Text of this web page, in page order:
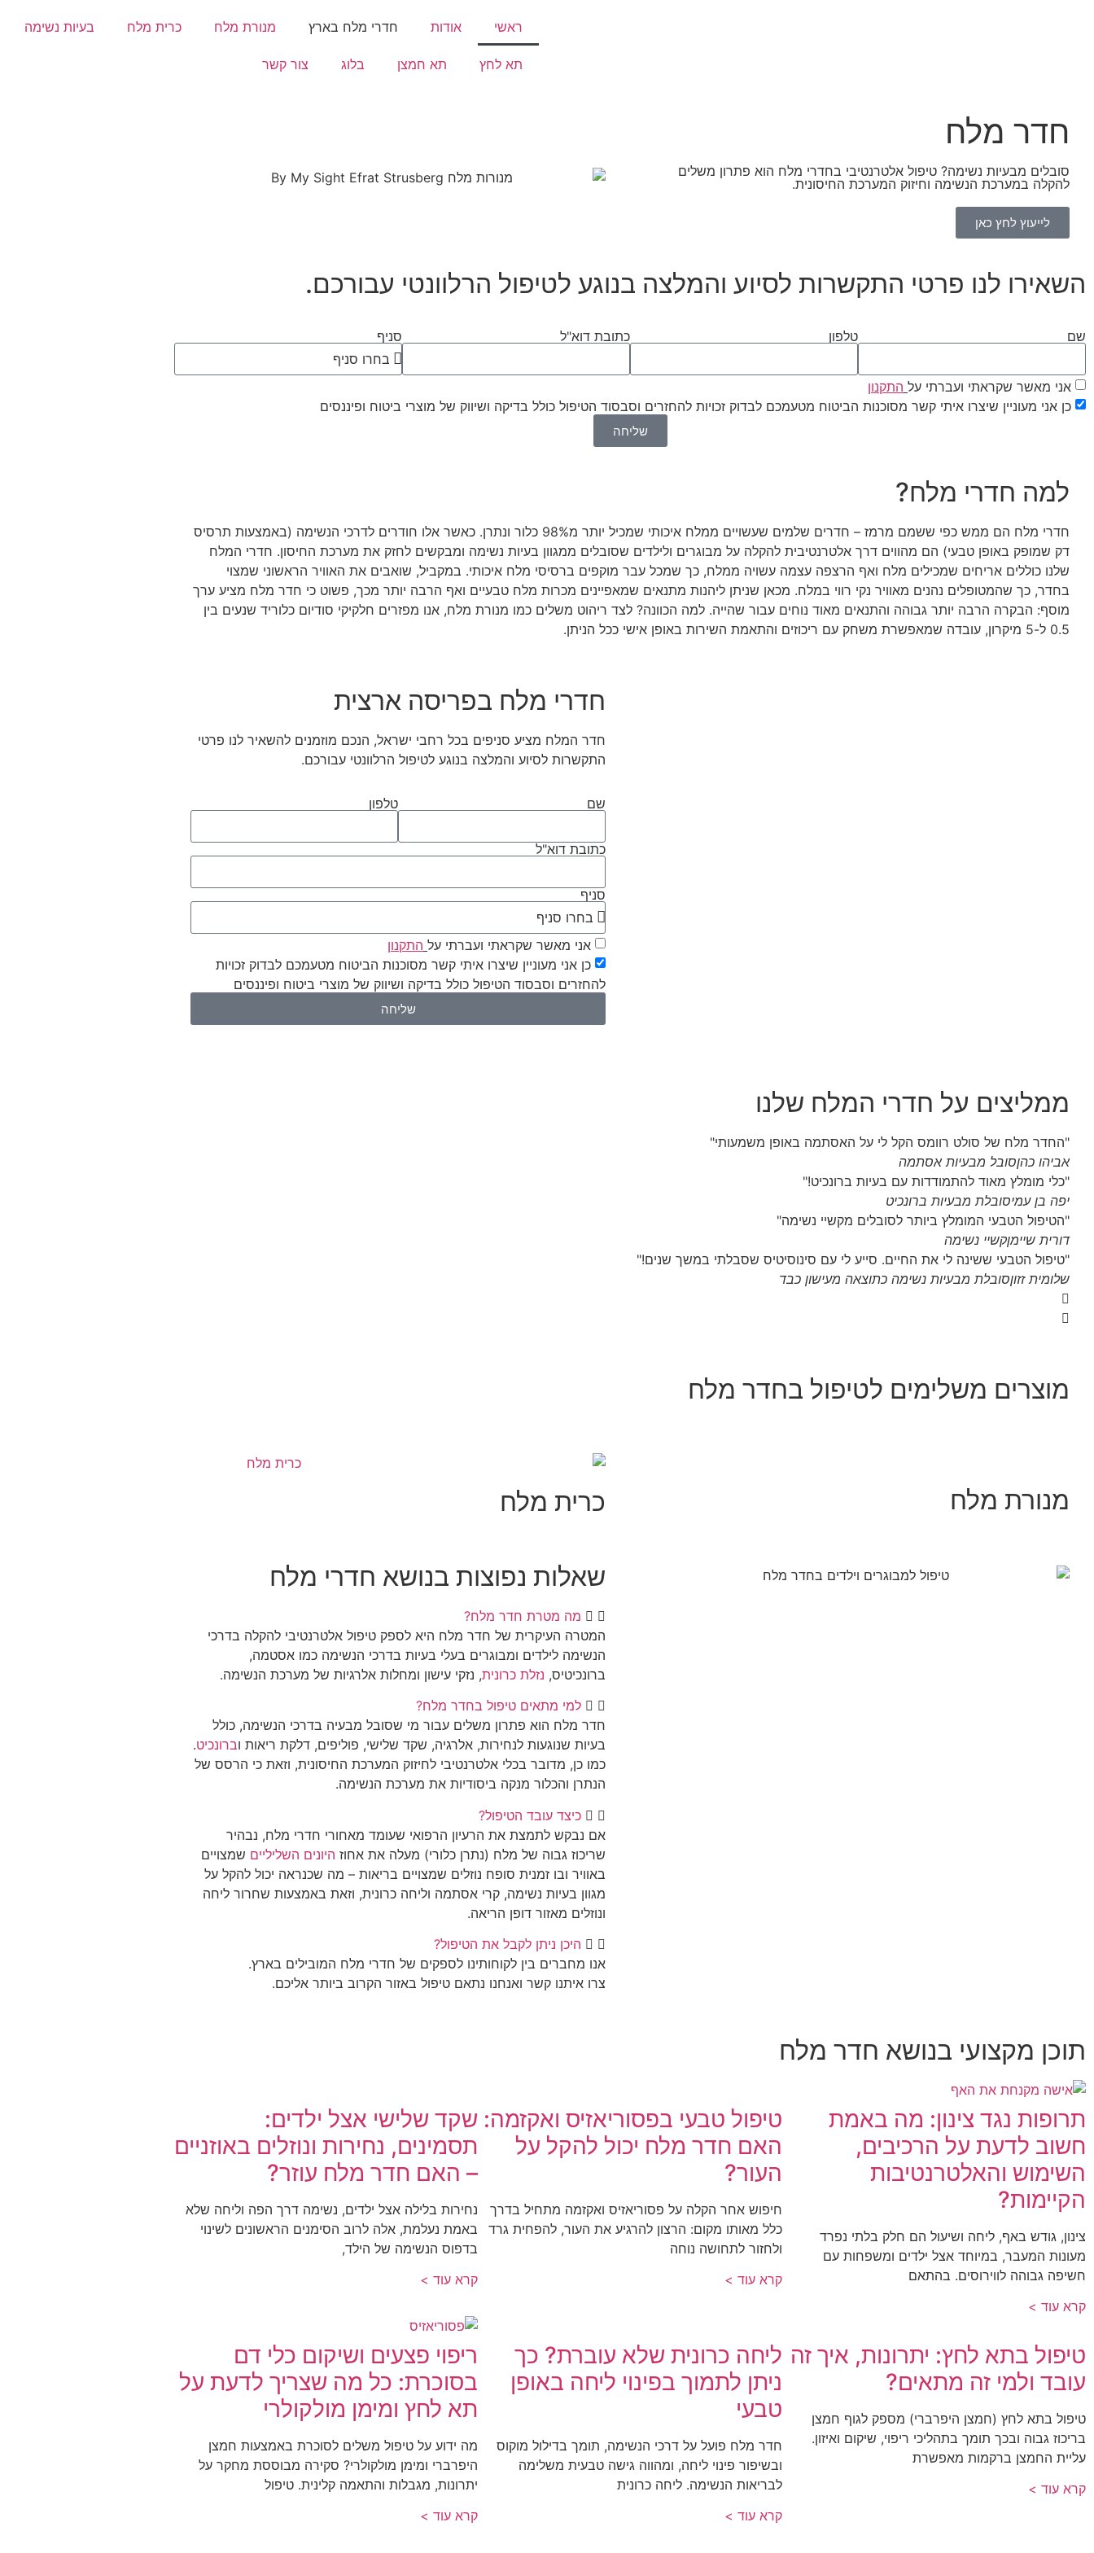
ראשי אודות חדרי מלח בארץ מנורת מלח כרית מלח בעיות נשימה
תא לחץ תא חמצן בלוג צור קשר
חדר מלח
סובלים מבעיות נשימה? טיפול אלטרנטיבי בחדרי מלח הוא פתרון משלים
להקלה במערכת הנשימה וחיזוק המערכת החיסונית.
לייעוץ לחץ כאן
השאירו לנו פרטי התקשרות לסיוע והמלצה בנוגע לטיפול הרלוונטי עבורכם.
שם טלפון כתובת דוא"ל סניף
אני מאשר שקראתי ועברתי על התקנון
כן אני מעוניין שיצרו איתי קשר מסוכנות הביטוח מטעמכם לבדוק זכויות להחזרים וסבסוד הטיפול כולל בדיקה ושיווק של מוצרי ביטוח ופיננסים
שליחה
למה חדרי מלח?
חדרי מלח הם ממש כפי ששמם מרמז – חדרים שלמים שעשויים ממלח איכותי שמכיל יותר מ98% כלור ונתרן. כאשר אלו חודרים לדרכי הנשימה (באמצעות תרסיס
דק שמופק באופן טבעי) הם מהווים דרך אלטרנטיבית להקלה על מבוגרים ולילדים שסובלים ממגוון בעיות נשימה ומבקשים לחזק את מערכת החיסון. חדרי המלח
שלנו כוללים אריחים שמכילים מלח ואף הרצפה עצמה עשויה ממלח, כך שמכל עבר מוקפים ברסיסי מלח איכותי. במקביל, שואבים את האוויר הראשוני שמצוי
בחדר, כך שהמטופלים נהנים מאוויר נקי רווי במלח. מכאן שניתן ליהנות מתנאים שמאפיינים מכרות מלח טבעיים ואף הרבה יותר מכך, פשוט כי חדר מלח מציע ערך
מוסף: הבקרה הרבה יותר גבוהה והתנאים מאוד נוחים עבור שהייה. למה הכוונה? לצד ריהוט משלים כמו מנורת מלח, אנו מפזרים חלקיקי סודיום כלוריד שנעים בין
0.5 ל-5 מיקרון, עובדה שמאפשרת משחק עם ריכוזים והתאמת השירות באופן אישי ככל הניתן.
חדרי מלח בפריסה ארצית
חדר המלח מציע סניפים בכל רחבי ישראל, הנכם מוזמנים להשאיר לנו פרטי
התקשרות לסיוע והמלצה בנוגע לטיפול הרלוונטי עבורכם.
שם טלפון
כתובת דוא"ל
סניף
אני מאשר שקראתי ועברתי על התקנון
כן אני מעוניין שיצרו איתי קשר מסוכנות הביטוח מטעמכם לבדוק זכויות
להחזרים וסבסוד הטיפול כולל בדיקה ושיווק של מוצרי ביטוח ופיננסים
שליחה
ממליצים על חדרי המלח שלנו
"החדר מלח של סולט רוומס הקל לי על האסתמה באופן משמעותי"
אביהו כהןסובל מבעיות אסתמה
"כלי מומלץ מאוד להתמודדות עם בעיות ברונכיט!"
יפה בן עמיסובלת מבעיות ברונכיט
"הטיפול הטבעי המומלץ ביותר לסובלים מקשיי נשימה"
דורית שיימןקשיי נשימה
"טיפול הטבעי ששינה לי את החיים. סייע לי עם סינוסיטיס שסבלתי במשך שנים!"
שלומית זזוןסובלת מבעיות נשימה כתוצאה מעישון כבד
מוצרים משלימים לטיפול בחדר מלח
מנורת מלח כרית מלח
שאלות נפוצות בנושא חדרי מלח
מה מטרת חדר מלח?
המטרה העיקרית של חדר מלח היא לספק טיפול אלטרנטיבי להקלה בדרכי
הנשימה לילדים ומבוגרים בעלי בעיות בדרכי הנשימה כמו אסטמה,
ברונכיטיס, נזלת כרונית, נזקי עישון ומחלות אלרגיות של מערכת הנשימה.
למי מתאים טיפול בחדר מלח?
חדר מלח הוא פתרון משלים עבור מי שסובל מבעיה בדרכי הנשימה, כולל
בעיות שנוגעות לנחירות, אלרגיה, שקד שלישי, פוליפים, דלקת ריאות וברונכיט.
כמו כן, מדובר בכלי אלטרנטיבי לחיזוק המערכת החיסונית, וזאת כי הרסס של
הנתרן והכלור מנקה ביסודיות את מערכת הנשימה.
כיצד עובד הטיפול?
אם נבקש לתמצת את הרעיון הרפואי שעומד מאחורי חדרי מלח, נבהיר
שריכוז גבוה של מלח (נתרן כלורי) מעלה את אחוז היונים השליליים שמצויים
באוויר ובו זמנית סופח נוזלים שמצויים בריאות – מה שכנראה יכול להקל על
מגוון בעיות נשימה, קרי אסתמה וליחה כרונית, וזאת באמצעות שחרור ליחה
ונוזלים מאזור דופן הריאה.
היכן ניתן לקבל את הטיפול?
אנו מחברים בין לקוחותינו לספקים של חדרי מלח המובילים בארץ.
צרו איתנו קשר ואנחנו נתאם טיפול באזור הקרוב ביותר אליכם.
תוכן מקצועי בנושא חדר מלח
תרופות נגד צינון: מה באמת
חשוב לדעת על הרכיבים,
השימוש והאלטרנטיבות
הקיימות?
צינון, גודש באף, ליחה ושיעול הם חלק בלתי נפרד
מעונות המעבר, במיוחד אצל ילדים ומשפחות עם
חשיפה גבוהה לווירוסים. בהתאם
קרא עוד >
טיפול טבעי בפסוריאזיס ואקזמה:
האם חדר מלח יכול להקל על
העור?
חיפוש אחר הקלה על פסוריאזיס ואקזמה מתחיל בדרך
כלל מאותו מקום: הרצון להרגיע את העור, להפחית גרד
ולחזור לתחושה נוחה
קרא עוד >
שקד שלישי אצל ילדים:
תסמינים, נחירות ונוזלים באוזניים
– האם חדר מלח עוזר?
נחירות בלילה אצל ילדים, נשימה דרך הפה וליחה שלא
באמת נעלמת, אלה לרוב הסימנים הראשונים לשינוי
בדפוס הנשימה של הילד,
קרא עוד >
טיפול בתא לחץ: יתרונות, איך זה
עובד ולמי זה מתאים?
טיפול בתא לחץ (חמצן היפרברי) מספק לגוף חמצן
בריכוז גבוה ובכך תומך בתהליכי ריפוי, שיקום ואיזון.
עליית החמצן ברקמות מאפשרת
קרא עוד >
ליחה כרונית שלא עוברת? כך
ניתן לתמוך בפינוי ליחה באופן
טבעי
חדר מלח פועל על דרכי הנשימה, תומך בדילול מוקוס
ובשיפור פינוי ליחה, ומהווה גישה טבעית משלימה
לבריאות הנשימה. ליחה כרונית
קרא עוד >
ריפוי פצעים ושיקום כלי דם
בסוכרת: כל מה שצריך לדעת על
תא לחץ ומימן מולקולרי
מה ידוע על טיפול משלים לסוכרת באמצעות חמצן
היפרברי ומימן מולקולרי? סקירה מבוססת מחקר על
יתרונות, מגבלות והתאמה קלינית. טיפול
קרא עוד >